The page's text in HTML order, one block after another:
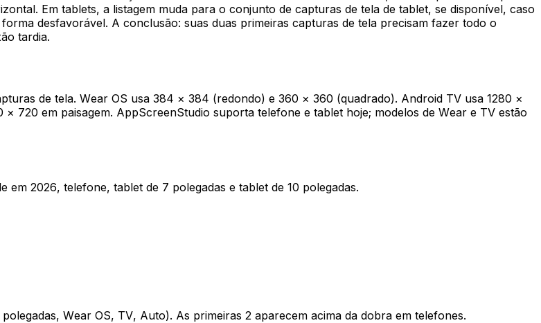
Em tablets, a listagem muda para o conjunto de capturas de tela de tablet, se disponível, caso
desfavorável. A conclusão: suas duas primeiras capturas de tela precisam fazer todo o
tardia.
de tela. Wear OS usa 384 × 384 (redondo) e 360 × 360 (quadrado). Android TV usa 1280 ×
720 em paisagem. AppScreenStudio suporta telefone e tablet hoje; modelos de Wear e TV estão
2026, telefone, tablet de 7 polegadas e tablet de 10 polegadas.
Wear OS, TV, Auto). As primeiras 2 aparecem acima da dobra em telefones.